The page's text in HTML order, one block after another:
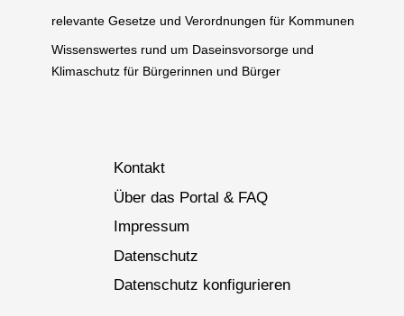
relevante Gesetze und Verordnungen für Kommunen
Wissenswertes rund um Daseinsvorsorge und
Klimaschutz für Bürgerinnen und Bürger
Kontakt
Über das Portal & FAQ
Impressum
Datenschutz
Datenschutz konfigurieren